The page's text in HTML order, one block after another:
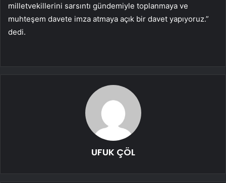
milletvekillerini sarsıntı gündemiyle toplanmaya ve
muhteşem davete imza atmaya açık bir davet yapıyoruz.”
dedi.
UFUK ÇÖL